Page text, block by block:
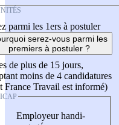
parmi les 1ers à postuler
serez-vous parmi les
premiers à postuler ?
de plus de 15 jours,
moins de 4 candidatures
France Travail est informé)
Employeur handi-